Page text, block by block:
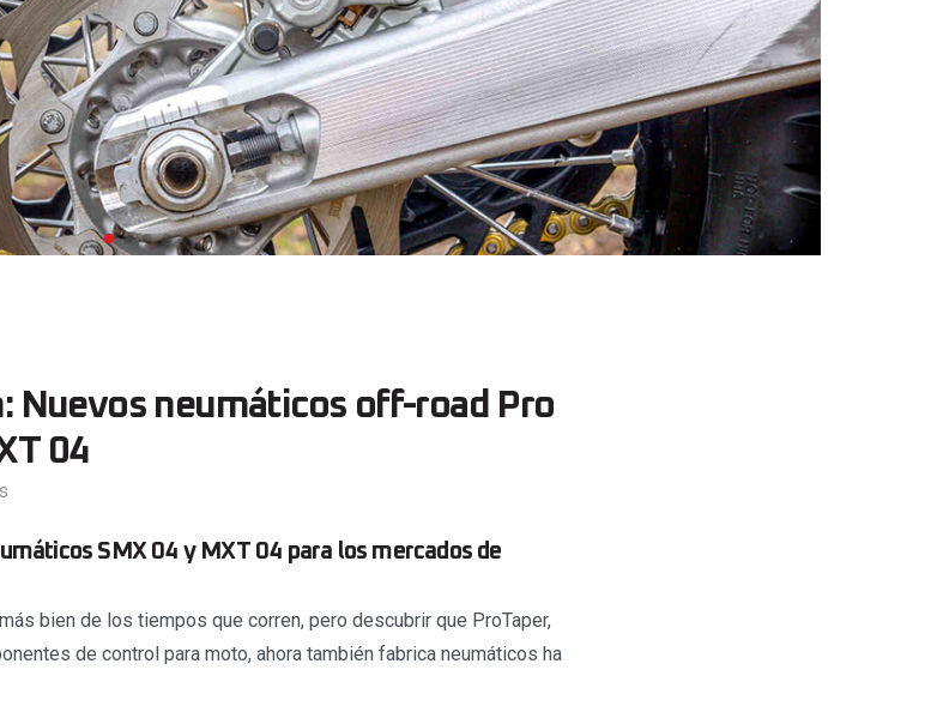
Nuevos neumáticos off-road Pro
04
SMX 04 y MXT 04 para los mercados de
bien de los tiempos que corren, pero descubrir que ProTaper,
de control para moto, ahora también fabrica neumáticos ha